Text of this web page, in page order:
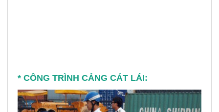
* CÔNG TRÌNH CẢNG CÁT LÁI: